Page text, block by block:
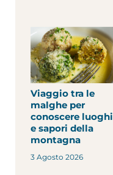
Viaggio tra le
malghe per
conoscere luoghi
e sapori della
montagna
3 Agosto 2026